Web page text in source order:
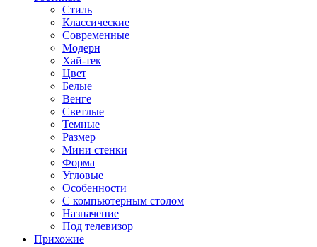
Стиль
Классические
Современные
Модерн
Хай-тек
Цвет
Белые
Венге
Светлые
Темные
Размер
Мини стенки
Форма
Угловые
Особенности
С компьютерным столом
Назначение
Под телевизор
Прихожие